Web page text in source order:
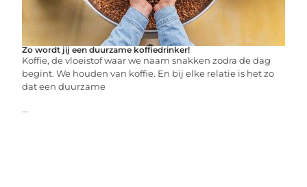
Zo wordt jij een duurzame koffiedrinker!
Koffie, de vloeistof waar we naam snakken zodra de dag
begint. We houden van koffie. En bij elke relatie is het zo
dat een duurzame
...